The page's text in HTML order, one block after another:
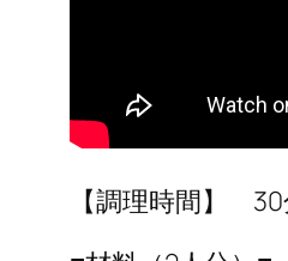
【調理時間】